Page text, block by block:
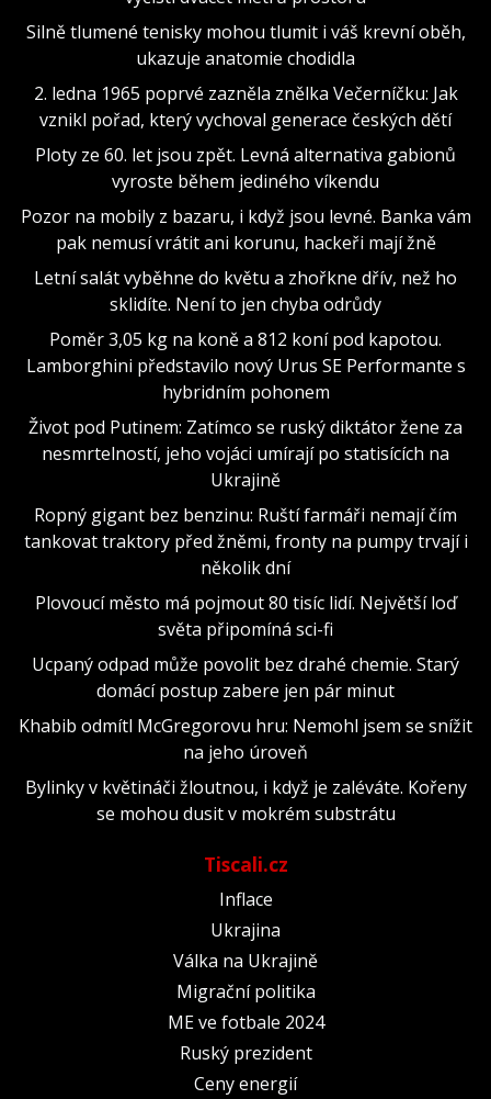
Silně tlumené tenisky mohou tlumit i váš krevní oběh,
ukazuje anatomie chodidla
2. ledna 1965 poprvé zazněla znělka Večerníčku: Jak
vznikl pořad, který vychoval generace českých dětí
Ploty ze 60. let jsou zpět. Levná alternativa gabionů
vyroste během jediného víkendu
Pozor na mobily z bazaru, i když jsou levné. Banka vám
pak nemusí vrátit ani korunu, hackeři mají žně
Letní salát vyběhne do květu a zhořkne dřív, než ho
sklidíte. Není to jen chyba odrůdy
Poměr 3,05 kg na koně a 812 koní pod kapotou.
Lamborghini představilo nový Urus SE Performante s
hybridním pohonem
Život pod Putinem: Zatímco se ruský diktátor žene za
nesmrtelností, jeho vojáci umírají po statisících na
Ukrajině
Ropný gigant bez benzinu: Ruští farmáři nemají čím
tankovat traktory před žněmi, fronty na pumpy trvají i
několik dní
Plovoucí město má pojmout 80 tisíc lidí. Největší loď
světa připomíná sci-fi
Ucpaný odpad může povolit bez drahé chemie. Starý
domácí postup zabere jen pár minut
Khabib odmítl McGregorovu hru: Nemohl jsem se snížit
na jeho úroveň
Bylinky v květináči žloutnou, i když je zaléváte. Kořeny
se mohou dusit v mokrém substrátu
Tiscali.cz
Inflace
Ukrajina
Válka na Ukrajině
Migrační politika
ME ve fotbale 2024
Ruský prezident
Ceny energií